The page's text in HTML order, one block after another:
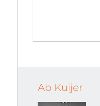
Ab Kuijer